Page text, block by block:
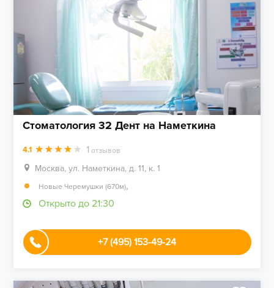
Стоматология 32 Дент на Наметкина
4.1 1 отзывов
Москва, ул. Наметкина, д. 11, к. 1
Новые Черемушки (670м),
Открыто до 21:30
+7 (495) 153-49-24